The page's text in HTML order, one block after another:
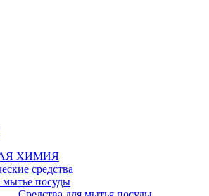
ХИМИЯ
средства
посуды